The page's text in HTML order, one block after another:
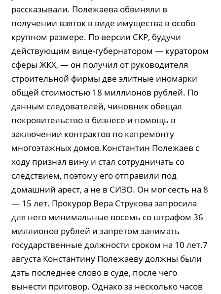
рассказывали. Полежаева обвиняли в
получении взяток в виде имущества в особо
крупном размере. По версии СКР, будучи
действующим вице-губернатором — куратором
сферы ЖКХ, — он получил от руководителя
строительной фирмы две элитные иномарки
общей стоимостью 18 миллионов рублей. По
данным следователей, чиновник обещал
покровительство в бизнесе и помощь в
заключении контрактов по капремонту
многоэтажных домов.Константин Полежаев с
ходу признал вину и стал сотрудничать со
следствием, поэтому его отправили под
домашний арест, а не в СИЗО. Он мог сесть на 8
— 15 лет. Прокурор Вера Струкова запросила
для него минимальные восемь со штрафом 36
миллионов рублей и запретом занимать
государственные должности сроком на 10 лет.7
августа Константину Полежаеву должны были
дать последнее слово в суде, после чего
вынести приговор. Однако за несколько часов